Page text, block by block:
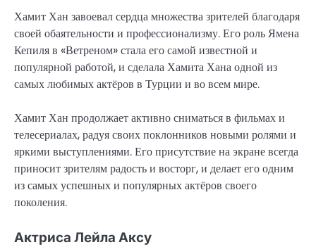
Хамит Хан завоевал сердца множества зрителей благодаря
своей обаятельности и профессионализму. Его роль Ямена
Кепиля в «Ветреном» стала его самой известной и
популярной работой, и сделала Хамита Хана одной из
самых любимых актёров в Турции и во всем мире.
Хамит Хан продолжает активно сниматься в фильмах и
телесериалах, радуя своих поклонников новыми ролями и
яркими выступлениями. Его присутствие на экране всегда
приносит зрителям радость и восторг, и делает его одним
из самых успешных и популярных актёров своего
поколения.
Актриса Лейла Аксу